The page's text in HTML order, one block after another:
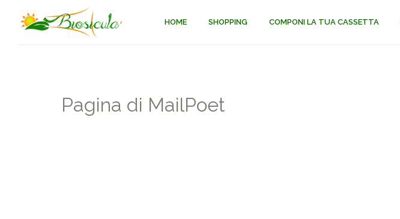
HOME SHOPPING COMPONI LA TUA CASSETTA
Pagina di MailPoet